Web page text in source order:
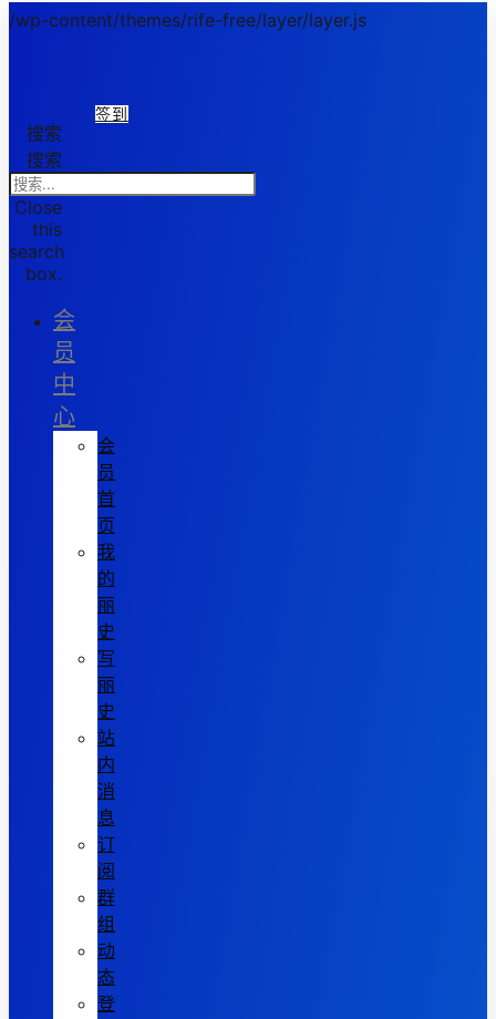
/wp-content/themes/rife-free/layer/layer.js
签到
搜索
搜索
Close
this
search
box.
会
员
中
心
会
员
首
页
我
的
丽
史
写
丽
史
站
内
消
息
订
阅
群
组
动
态
登